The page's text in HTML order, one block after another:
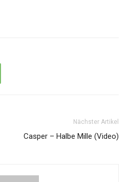
Nächster Artikel
Casper – Halbe Mille (Video)